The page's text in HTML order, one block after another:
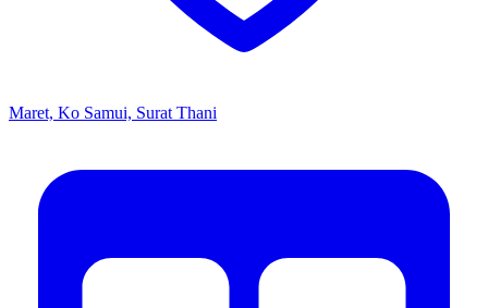
Maret, Ko Samui, Surat Thani